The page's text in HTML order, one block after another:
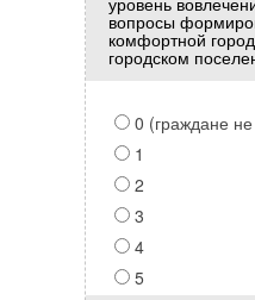
вопросы
комфортной
городском
0 (граждане
1
2
3
4
5